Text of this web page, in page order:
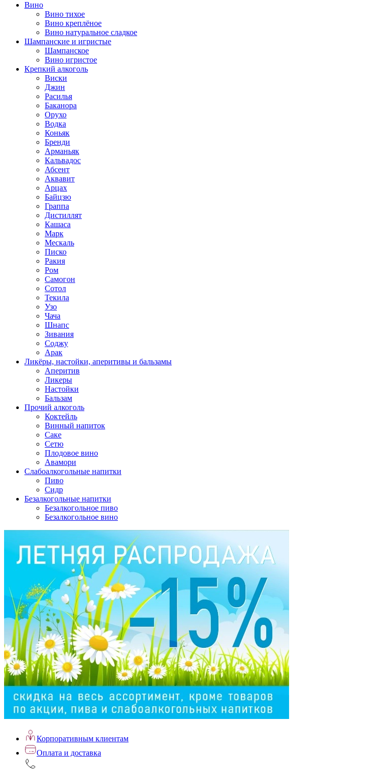
Вино
Вино тихое
Вино креплёное
Вино натуральное сладкое
Шампанские и игристые
Шампанское
Вино игристое
Крепкий алкоголь
Виски
Джин
Расилья
Баканора
Орухо
Водка
Коньяк
Бренди
Арманьяк
Кальвадос
Абсент
Аквавит
Арцах
Байцзю
Граппа
Дистиллят
Кашаса
Марк
Мескаль
Писко
Ракия
Ром
Самогон
Сотол
Текила
Узо
Чача
Шнапс
Зивания
Соджу
Арак
Ликёры, настойки, аперитивы и бальзамы
Аперитив
Ликеры
Настойки
Бальзам
Прочий алкоголь
Коктейль
Винный напиток
Саке
Сетю
Плодовое вино
Авамори
Слабоалкогольные напитки
Пиво
Сидр
Безалкогольные напитки
Безалкогольное пиво
Безалкогольное вино
Корпоративным клиентам
Оплата и доставка